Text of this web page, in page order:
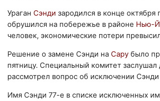
Ураган Сэнди зародился в конце октября
обрушился на побережье в районе Нью-
человек, экономические потери
Решение о замене Сэнди на Сару было
пятницу. Специальный комитет
рассмотрел вопрос об исключении
Имя Сэнди 77-е в списке исключенных